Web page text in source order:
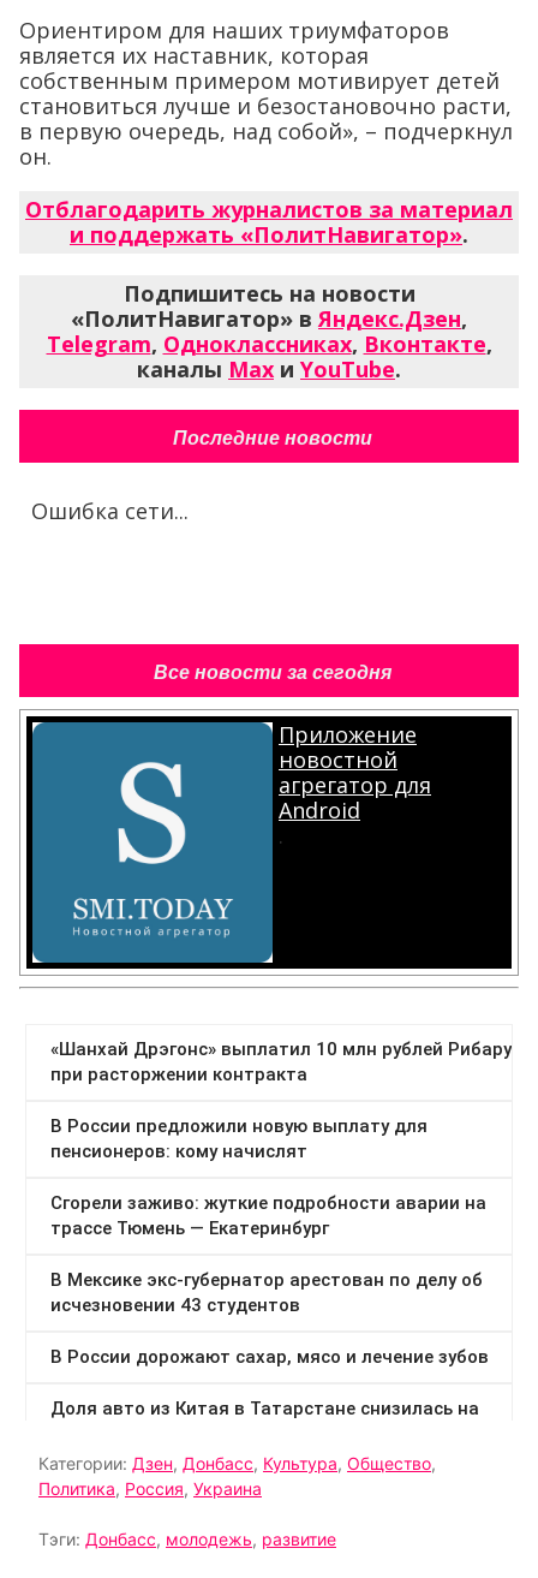
Ориентиром для наших триумфаторов
является их наставник, которая
собственным примером мотивирует детей
становиться лучше и безостановочно расти,
в первую очередь, над собой», – подчеркнул
он.
Отблагодарить журналистов за материал
и поддержать «ПолитНавигатор».
Подпишитесь на новости
«ПолитНавигатор» вЯндекс.Дзен,
Telegram, Одноклассниках, Вконтакте,
каналы Max и YouTube.
Последние новости
Ошибка сети...
Все новости за сегодня
Приложение
новостной
агрегатор для
Android
.
Категории: Дзен, Донбасс, Культура, Общество,
Политика, Россия, Украина
Тэги: Донбасс, молодежь, развитие